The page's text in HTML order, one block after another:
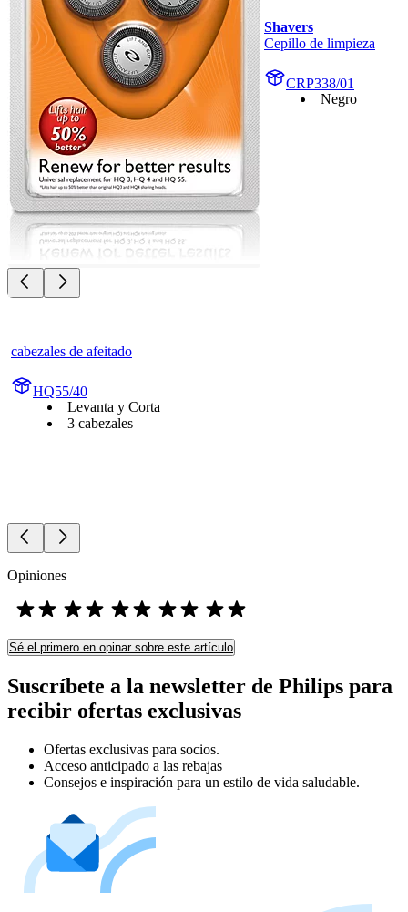
cabezales de afeitado
HQ55/40
Levanta y Corta
3 cabezales
Shavers
Cepillo de limpieza
CRP338/01
Negro
Opiniones
Sé el primero en opinar sobre este artículo
Suscríbete a la newsletter de Philips para
recibir ofertas exclusivas
Ofertas exclusivas para socios.
Acceso anticipado a las rebajas
Consejos e inspiración para un estilo de vida saludable.